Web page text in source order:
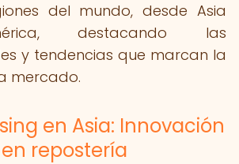
del mundo, desde Asia
destacando las
y tendencias que marcan la
mercado.
en Asia: Innovación
repostería